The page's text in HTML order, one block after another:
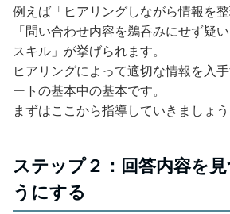
例えば「ヒアリングしながら情報を
「問い合わせ内容を鵜呑みにせず疑
スキル」が挙げられます。
ヒアリングによって適切な情報を入
ートの基本中の基本です。
まずはここから指導していきましょう
ステップ２：回答内容を
うにする